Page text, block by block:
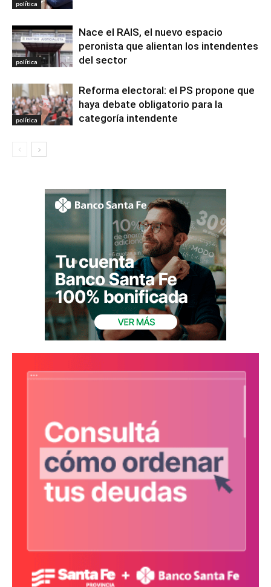
política
política
Nace el RAIS, el nuevo espacio
peronista que alientan los intendentes
del sector
política
Reforma electoral: el PS propone que
haya debate obligatorio para la
categoría intendente